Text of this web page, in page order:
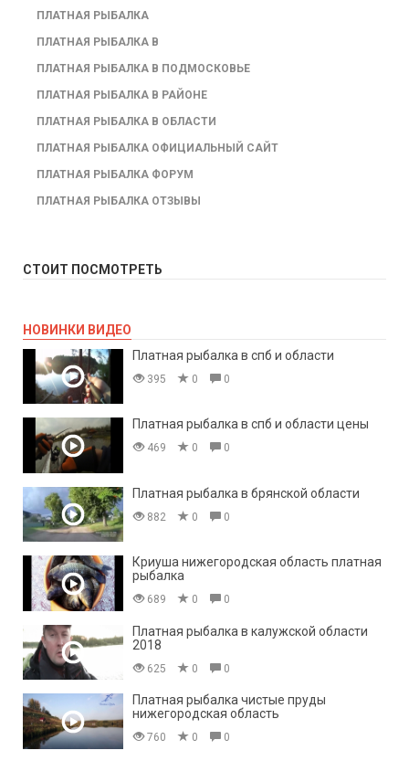
ПЛАТНАЯ РЫБАЛКА
ПЛАТНАЯ РЫБАЛКА В
ПЛАТНАЯ РЫБАЛКА В ПОДМОСКОВЬЕ
ПЛАТНАЯ РЫБАЛКА В РАЙОНЕ
ПЛАТНАЯ РЫБАЛКА В ОБЛАСТИ
ПЛАТНАЯ РЫБАЛКА ОФИЦИАЛЬНЫЙ САЙТ
ПЛАТНАЯ РЫБАЛКА ФОРУМ
ПЛАТНАЯ РЫБАЛКА ОТЗЫВЫ
СТОИТ ПОСМОТРЕТЬ
НОВИНКИ ВИДЕО
Платная рыбалка в спб и области
395 0 0
Платная рыбалка в спб и области цены
469 0 0
Платная рыбалка в брянской области
882 0 0
Криуша нижегородская область платная
рыбалка
689 0 0
Платная рыбалка в калужской области
2018
625 0 0
Платная рыбалка чистые пруды
нижегородская область
760 0 0